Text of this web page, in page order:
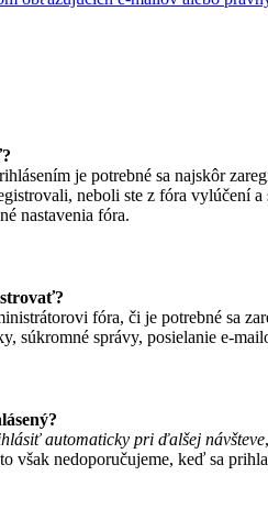
je potrebné sa najskôr
neboli ste z fóra vylúčení
nastavenia fóra.
fóra, či je potrebné sa
súkromné správy, posielanie e-
automaticky pri ďalšej návšteve
však nedoporučujeme, keď sa